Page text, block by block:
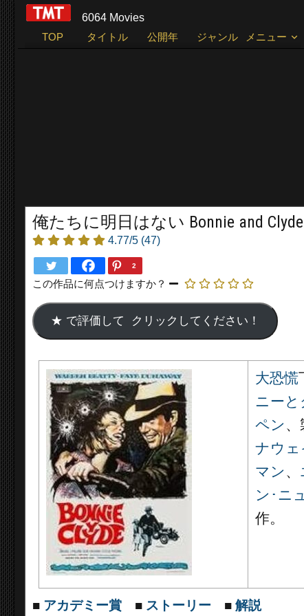
6064 Movies
TOP
タイトル 公開年 ジャンル メニュー
俺たちに明日はない Bonnie and
4.77/5 (47)
2
この作品に何点つけますか？
大恐慌
ニーと
ペン 、
ナウェ
マン 、
ン･ニ
作。
■ アカデミー賞 ■ ストーリー ■ 解説